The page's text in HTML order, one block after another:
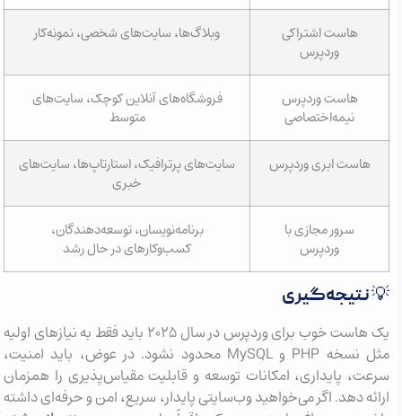
هاست اشتراکی
وردپرس
وبلاگ‌ها، سایت‌های شخصی، نمونه‌کار
هاست وردپرس
نیمه‌اختصاصی
فروشگاه‌های آنلاین کوچک، سایت‌های
متوسط
هاست ابری وردپرس
سایت‌های پرترافیک، استارتاپ‌ها، سایت‌های
خبری
سرور مجازی با
وردپرس
برنامه‌نویسان، توسعه‌دهندگان،
کسب‌وکارهای در حال رشد
💡 نتیجه‌گیری
یک هاست خوب برای وردپرس در سال ۲۰۲۵ باید فقط به نیازهای اولیه
مثل نسخه PHP و MySQL محدود نشود. در عوض، باید امنیت،
سرعت، پایداری، امکانات توسعه و قابلیت مقیاس‌پذیری را همزمان
ارائه دهد. اگر می‌خواهید وب‌سایتی پایدار، سریع، امن و حرفه‌ای داشته